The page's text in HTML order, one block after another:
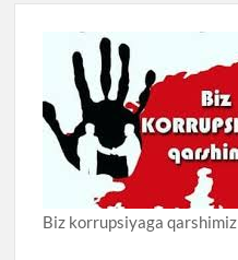
Biz korrupsiyaga qarshimiz